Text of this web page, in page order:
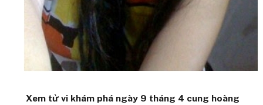
Xem tử vi khám phá ngày 9 tháng 4 cung hoàng